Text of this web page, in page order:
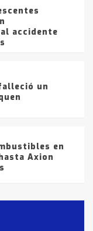
accidente
un
en
Axion